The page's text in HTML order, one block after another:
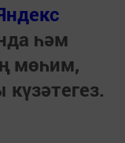
һәм
мөһим,